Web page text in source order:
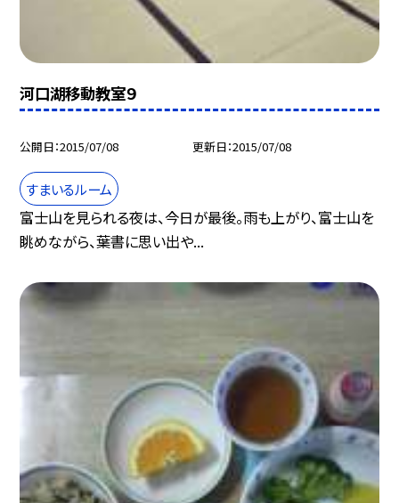
河口湖移動教室９
公開日 2015/07/08 更新日 2015/07/08
すまいるルーム
富士山を見られる夜は、今日が最後。雨も上がり、富士山を
眺めながら、葉書に思い出や...